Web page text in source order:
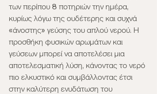
των περίπου 8 ποτηριών την ημέρα,
κυρίως λόγω της ουδέτερης και συχνά
«άνοστης» γεύσης του απλού νερού. Η
προσθήκη φυσικών αρωμάτων και
γεύσεων μπορεί να αποτελέσει μια
αποτελεσματική λύση, κάνοντας το νερό
πιο ελκυστικό και συμβάλλοντας έτσι
στην καλύτερη ενυδάτωση του